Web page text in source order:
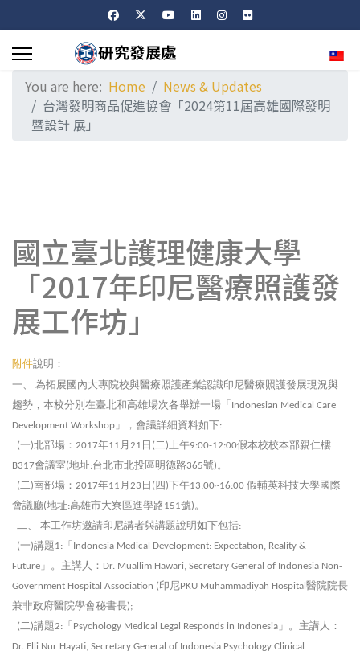
You are here: Home
News & Updates
台灣發明商品促進協會「2024第11屆高雄國際發明
暨設計 展」
國立臺北護理健康大學
「2017年印尼醫療照護發
展工作坊」
附件說明：
一、
為拓展國內大專院校與醫療照護產業認識印尼醫療照護發展現況與
趨勢，本校分別在臺北和高雄場次各舉辦一場「 Indonesian Medical Care
Development Workshop 」，會議詳細資料如下:
(一)北部場： 2017年11 月 21 日 (二)上午9:00-12:00假本校校本部親仁樓
B317會議室(地址:台北市北投區明德路365號)。
(二)南部場： 2017年11 月 23 日 ( 四)下午13:00~16:00 假輔英科技大學國際
會議廳(地址:高雄市大寮區進學路151號)。
二、
本工作坊邀請印尼講者與講題說明如下包括:
(一)講題1: 「 Indonesia Medical Development: Expectation, Reality &
Future 」。主講人： Dr. Muallim Hawari, Secretary General of Indonesia Non-
Government Hospital Association (印尼PKU Muhammadiyah Hospital 醫院院長
兼非政府醫院學會秘書長);
(二)講題2: 「 Psychology Medical Legal Responds in Indonesia 」。主講人：
Dr. Elli Nur Hayati, Secretary General of Indonesia Psychology Clinical